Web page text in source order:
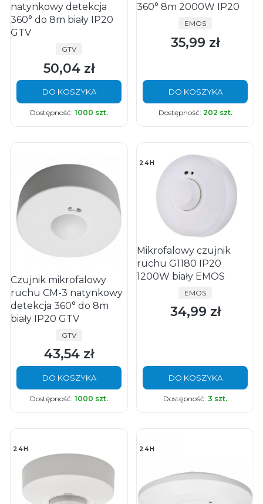
natynkowy detekcja
360° do 8m biały IP20
GTV
PRODUCENT
GTV
Cena
50,04 zł
DO KOSZYKA
Dostępność: 1000 szt.
360° 8m 2000W IP20
PRODUCENT
EMOS
Cena
35,99 zł
DO KOSZYKA
Dostępność: 202 szt.
Czujnik mikrofalowy
ruchu CM-3 natynkowy
detekcja 360° do 8m
biały IP20 GTV
PRODUCENT
GTV
Cena
43,54 zł
DO KOSZYKA
Dostępność: 1000 szt.
24H
Mikrofalowy czujnik
ruchu G1180 IP20
1200W biały EMOS
PRODUCENT
EMOS
Cena
34,99 zł
DO KOSZYKA
Dostępność: 3 szt.
24H 24H